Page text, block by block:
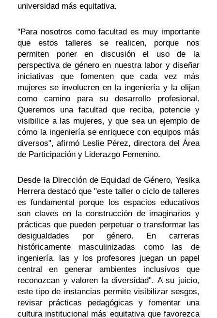
universidad más equitativa.
"Para nosotros como facultad es muy importante
que estos talleres se realicen, porque nos
permiten poner en discusión el uso de la
perspectiva de género en nuestra labor y diseñar
iniciativas que fomenten que cada vez más
mujeres se involucren en la ingeniería y la elijan
como camino para su desarrollo profesional.
Queremos una facultad que reciba, potencie y
visibilice a las mujeres, y que sea un ejemplo de
cómo la ingeniería se enriquece con equipos más
diversos", afirmó Leslie Pérez, directora del Área
de Participación y Liderazgo Femenino.
Desde la Dirección de Equidad de Género, Yesika
Herrera destacó que "este taller o ciclo de talleres
es fundamental porque los espacios educativos
son claves en la construcción de imaginarios y
prácticas que pueden perpetuar o transformar las
desigualdades por género. En carreras
históricamente masculinizadas como las de
ingeniería, las y los profesores juegan un papel
central en generar ambientes inclusivos que
reconozcan y valoren la diversidad". A su juicio,
este tipo de instancias permite visibilizar sesgos,
revisar prácticas pedagógicas y fomentar una
cultura institucional más equitativa que favorezca